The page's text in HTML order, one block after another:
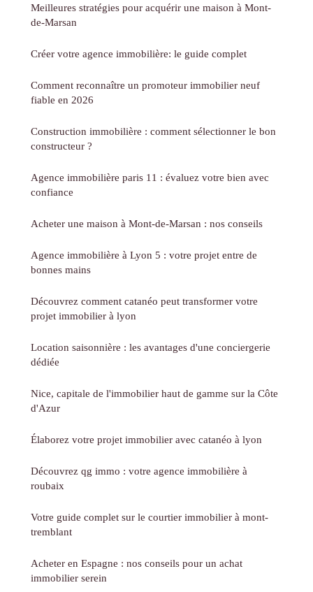
Meilleures stratégies pour acquérir une maison à Mont-
de-Marsan
Créer votre agence immobilière: le guide complet
Comment reconnaître un promoteur immobilier neuf
fiable en 2026
Construction immobilière : comment sélectionner le bon
constructeur ?
Agence immobilière paris 11 : évaluez votre bien avec
confiance
Acheter une maison à Mont-de-Marsan : nos conseils
Agence immobilière à Lyon 5 : votre projet entre de
bonnes mains
Découvrez comment catanéo peut transformer votre
projet immobilier à lyon
Location saisonnière : les avantages d'une conciergerie
dédiée
Nice, capitale de l'immobilier haut de gamme sur la Côte
d'Azur
Élaborez votre projet immobilier avec catanéo à lyon
Découvrez qg immo : votre agence immobilière à
roubaix
Votre guide complet sur le courtier immobilier à mont-
tremblant
Acheter en Espagne : nos conseils pour un achat
immobilier serein